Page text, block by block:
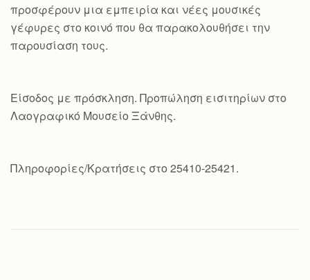
προσφέρουν μια εμπειρία και νέες μουσικές
γέφυρες στο κοινό που θα παρακολουθήσει την
παρουσίαση τους.
Είσοδος με πρόσκληση. Προπώληση εισιτηρίων στο
Λαογραφικό Μουσείο Ξάνθης.
Πληροφορίες/Κρατήσεις στο 25410-25421.